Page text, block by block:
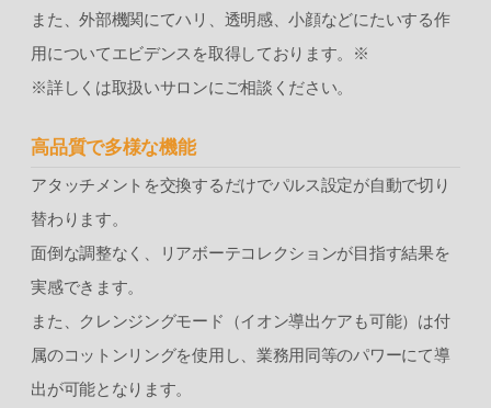
また、外部機関にてハリ、透明感、小顔などにたいする作
用についてエビデンスを取得しております。※
※詳しくは取扱いサロンにご相談ください。
高品質で多様な機能
アタッチメントを交換するだけでパルス設定が⾃動で切り
替わります。
⾯倒な調整なく、リアボーテコレクションが⽬指す結果を
実感できます。
また、クレンジングモード（イオン導出ケアも可能）は付
属のコットンリングを使⽤し、業務⽤同等のパワーにて導
出が可能となります。